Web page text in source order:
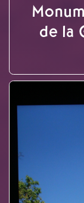
de la